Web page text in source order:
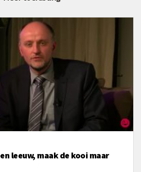
leeuw, maak de kooi maar